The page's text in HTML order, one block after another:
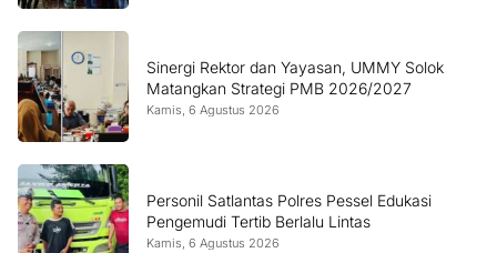
Sinergi Rektor dan Yayasan, UMMY Solok
Matangkan Strategi PMB 2026/2027
Kamis, 6 Agustus 2026
Personil Satlantas Polres Pessel Edukasi
Pengemudi Tertib Berlalu Lintas
Kamis, 6 Agustus 2026